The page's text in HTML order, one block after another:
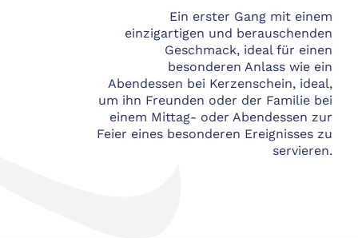
Ein erster Gang mit einem
einzigartigen und berauschenden
Geschmack, ideal für einen
besonderen Anlass wie ein
Abendessen bei Kerzenschein, ideal,
um ihn Freunden oder der Familie bei
einem Mittag- oder Abendessen zur
Feier eines besonderen Ereignisses zu
servieren.